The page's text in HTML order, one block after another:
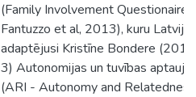
(Family Involvement Questionaire,
Fantuzzo et al, 2013), kuru Latvijā
adaptējusi Kristīne Bondere
3) Autonomijas un tuvības aptauja
(ARI - Autonomy and Relatedness